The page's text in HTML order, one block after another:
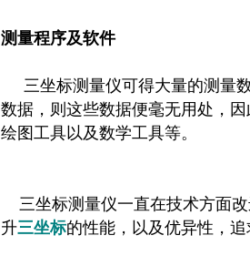
测量程序及软件
三坐标测量仪可得大量的测量
数据，则这些数据便毫无用处，
绘图工具以及数学工具等。
三坐标测量仪一直在技术方面
升三坐标的性能，以及优异性，